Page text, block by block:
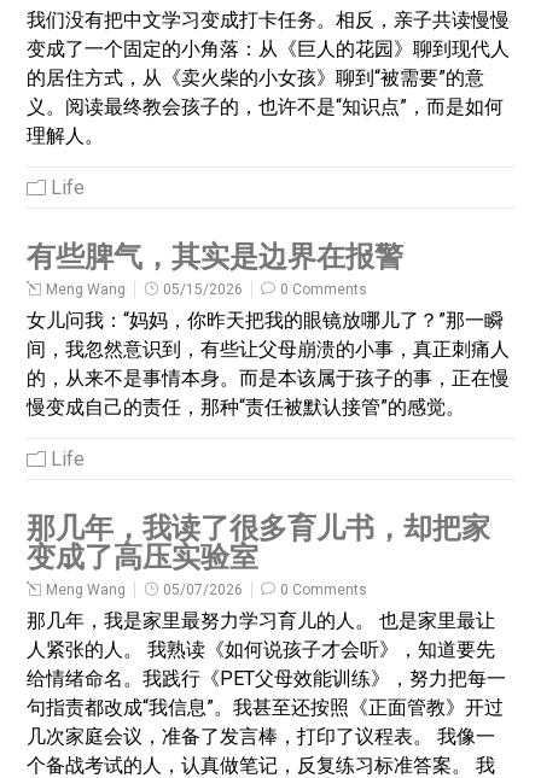
我们没有把中文学习变成打卡任务。相反，亲子共读慢慢
变成了一个固定的小角落：从《巨人的花园》聊到现代人
的居住方式，从《卖火柴的小女孩》聊到“被需要”的意
义。阅读最终教会孩子的，也许不是“知识点”，而是如何
理解人。
Life
有些脾气，其实是边界在报警
Meng Wang 05/15/2026 0 Comments
女儿问我：“妈妈，你昨天把我的眼镜放哪儿了？”那一瞬
间，我忽然意识到，有些让父母崩溃的小事，真正刺痛人
的，从来不是事情本身。而是本该属于孩子的事，正在慢
慢变成自己的责任，那种“责任被默认接管”的感觉。
Life
那几年，我读了很多育儿书，却把家
变成了高压实验室
Meng Wang 05/07/2026 0 Comments
那几年，我是家里最努力学习育儿的人。 也是家里最让
人紧张的人。 我熟读《如何说孩子才会听》，知道要先
给情绪命名。我践行《PET父母效能训练》，努力把每一
句指责都改成“我信息”。我甚至还按照《正面管教》开过
几次家庭会议，准备了发言棒，打印了议程表。 我像一
个备战考试的人，认真做笔记，反复练习标准答案。 我